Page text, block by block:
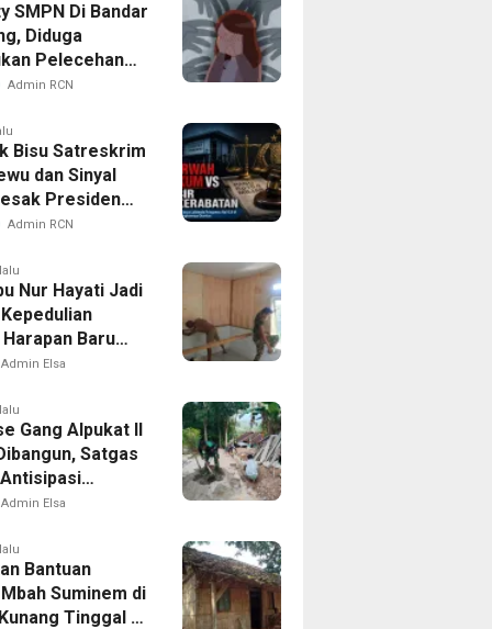
SMPN Di Bandar
Diduga
Pelecehan
Puluhan Siswi
Admin RCN
Bisu Satreskrim
dan Sinyal
Presiden
Kotak Pandora
Admin RCN
Nur Hayati Jadi
Baru
di Bukit Pinang
Admin Elsa
Gang Alpukat II
Satgas
dan Banjir
Admin Elsa
Bantuan
Suminem di
Tinggal di